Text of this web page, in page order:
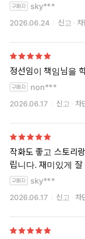
sky***
2026.06.24 신고 차
정선임이 책임님을
non***
2026.06.17 신고 차
작화도 좋고 스토리
립니다. 재미있게 잘
sky***
2026.06.17 신고 차